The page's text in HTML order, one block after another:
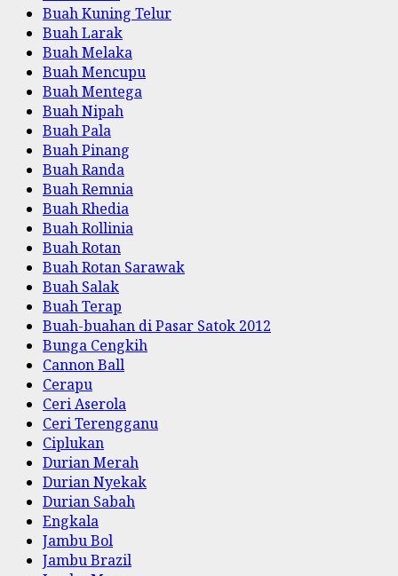
Buah Kuning Telur
Buah Larak
Buah Melaka
Buah Mencupu
Buah Mentega
Buah Nipah
Buah Pala
Buah Pinang
Buah Randa
Buah Remnia
Buah Rhedia
Buah Rollinia
Buah Rotan
Buah Rotan Sarawak
Buah Salak
Buah Terap
Buah-buahan di Pasar Satok 2012
Bunga Cengkih
Cannon Ball
Cerapu
Ceri Aserola
Ceri Terengganu
Ciplukan
Durian Merah
Durian Nyekak
Durian Sabah
Engkala
Jambu Bol
Jambu Brazil